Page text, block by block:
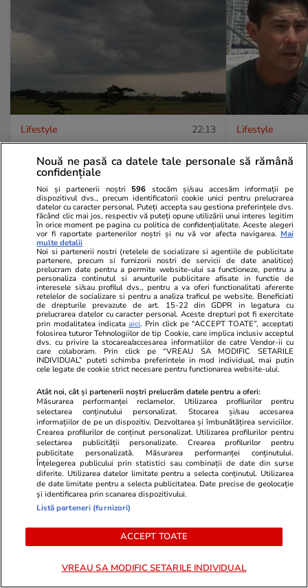
Lifestyle 22:13
Ce sunt norii pyrocumulonimbus
care alimentează dezastrele din
Europa: „Întrebarea este dacă
vine unul marți sau miercuri”
Lifestyle
Povestea
marinar
derivă în
Vacanțe și Cultură 26 iul.
Care sunt lucrurile pe care le
uităm cel mai des când plecăm
în concediu
Lifestyle 26 iul.
Cum să gătești în 2 ore pentru
toată săptămâna – 5 idei de
mese pentru 7 zile
Nouă ne pasă ca datele tale personale să rămână
confidențiale
Noi și partenerii noștri 596 stocăm și/sau accesăm informații pe
dispozitivul dvs., precum identificatorii cookie unici pentru prelucrarea
datelor cu caracter personal. Puteți accepta sau gestiona preferințele dvs.
făcând clic mai jos, respectiv vă puteți opune utilizării unui interes legitim
în orice moment pe pagina cu politica de confidențialitate. Aceste alegeri
vor fi raportate partenerilor noștri și nu vă vor afecta navigarea. Mai
multe detalii
Noi si partenerii nostri (retelele de socializare si agentiile de publicitate
partenere, precum si furnizorii nostri de servicii de date analitice)
prelucram date pentru a permite website-ului sa functioneze, pentru a
personaliza continutul si anunturile publicitare afisate in functie de
interesele si/sau profilul dvs., pentru a va oferi functionalitati aferente
retelelor de socializare si pentru a analiza traficul pe website. Beneficiati
de drepturile prevazute de art. 15-22 din GDPR in legatura cu
prelucrarea datelor cu caracter personal. Aceste drepturi pot fi exercitate
prin modalitatea indicataaici. Prin click pe “ACCEPT TOATE”, acceptati
folosirea tuturor Tehnologiilor de tip Cookie, care implica inclusiv acceptul
dvs. cu privire la stocarea/accesarea informatiilor de catre Vendor-ii cu
care colaboram. Prin click pe “VREAU SA MODIFIC SETARILE
INDIVIDUAL” puteti schimba preferintele in mod individual, mai putin
cele legate de cookie strict necesare pentru functionarea website-ului.
Atât noi, cât și partenerii noștri prelucrăm datele pentru a oferi:
Măsurarea performanței reclamelor. Utilizarea profilurilor pentru
selectarea conținutului personalizat. Stocarea și/sau accesarea
informațiilor de pe un dispozitiv. Dezvoltarea și îmbunătățirea serviciilor.
Crearea profilurilor de conținut personalizat. Utilizarea profilurilor pentru
selectarea publicității personalizate. Crearea profilurilor pentru
publicitate personalizată. Măsurarea performanței conținutului.
Înțelegerea publicului prin statistici sau combinații de date din surse
diferite. Utilizarea datelor limitate pentru a selecta conținutul. Utilizarea
de date limitate pentru a selecta publicitatea. Date precise de geolocație
și identificarea prin scanarea dispozitivului.
Listă parteneri (furnizori)
ACCEPT TOATE
VREAU SA MODIFIC SETARILE INDIVIDUAL